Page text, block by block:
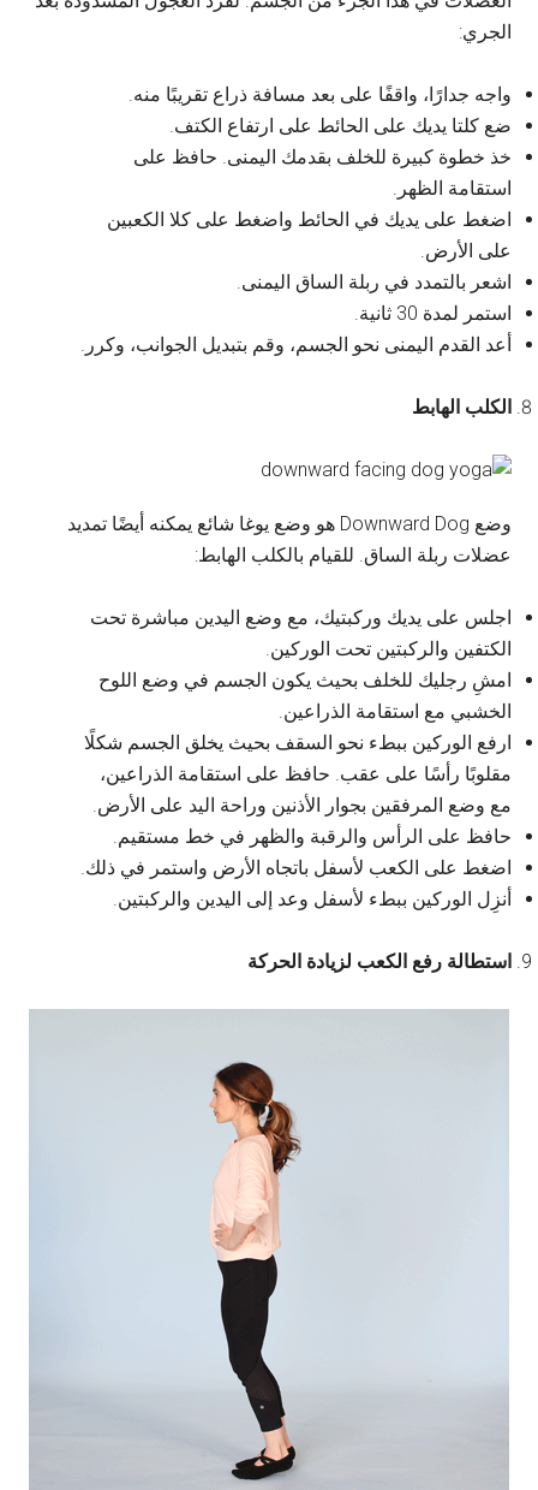
الجري:
واجه جدارًا، واقفًا على بعد مسافة ذراع تقريبًا منه.
ضع كلتا يديك على الحائط على ارتفاع الكتف.
خذ خطوة كبيرة للخلف بقدمك اليمنى. حافظ على
استقامة الظهر.
اضغط على يديك في الحائط واضغط على كلا الكعبين
على الأرض.
اشعر بالتمدد في ربلة الساق اليمنى.
استمر لمدة 30 ثانية.
أعد القدم اليمنى نحو الجسم، وقم بتبديل الجوانب، وكرر.
الكلب الهابط
وضع Downward Dog هو وضع يوغا شائع يمكنه أيضًا تمديد
عضلات ربلة الساق. للقيام بالكلب الهابط:
اجلس على يديك وركبتيك، مع وضع اليدين مباشرة تحت
الكتفين والركبتين تحت الوركين.
امشِ رجليك للخلف بحيث يكون الجسم في وضع اللوح
الخشبي مع استقامة الذراعين.
ارفع الوركين ببطء نحو السقف بحيث يخلق الجسم شكلًا
مقلوبًا رأسًا على عقب. حافظ على استقامة الذراعين،
مع وضع المرفقين بجوار الأذنين وراحة اليد على الأرض.
حافظ على الرأس والرقبة والظهر في خط مستقيم.
اضغط على الكعب لأسفل باتجاه الأرض واستمر في ذلك.
أنزِل الوركين ببطء لأسفل وعد إلى اليدين والركبتين.
استطالة رفع الكعب لزيادة الحركة